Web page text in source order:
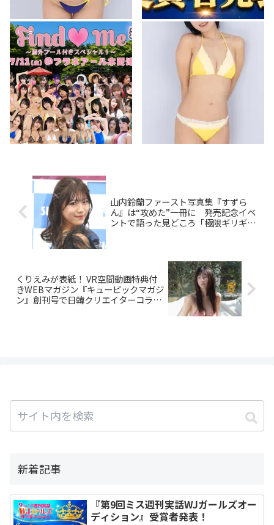
山内鈴蘭ファースト写真集『すずら
ん』は“攻めた”一冊に 発売記念イベ
ントで語った見どころ「極限ギリギリ
くりえみが表紙！ VR空間動画特典付
きWEBマガジン『キューピックマガジ
ン』創刊号で日韓クリエイターコラボ
新着記事
『第9回ミス週刊実話WJガールズオー
ディション』受賞者発表！